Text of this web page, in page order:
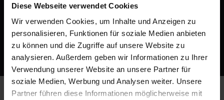
Diese Webseite verwendet Cookies
Wir verwenden Cookies, um Inhalte und Anzeigen zu
personalisieren, Funktionen für soziale Medien anbieten
zu können und die Zugriffe auf unsere Website zu
analysieren. Außerdem geben wir Informationen zu Ihrer
Verwendung unserer Website an unsere Partner für
soziale Medien, Werbung und Analysen weiter. Unsere
Partner führen diese Informationen möglicherweise mit
danach ab 49 € / Monat.
Jetzt kostenlos registrieren
Oder ruf uns an: +49 5251 / 54481-0